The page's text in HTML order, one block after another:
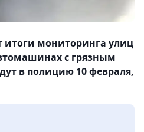
итоги мониторинга улиц
с грязным
в полицию 10 февраля,